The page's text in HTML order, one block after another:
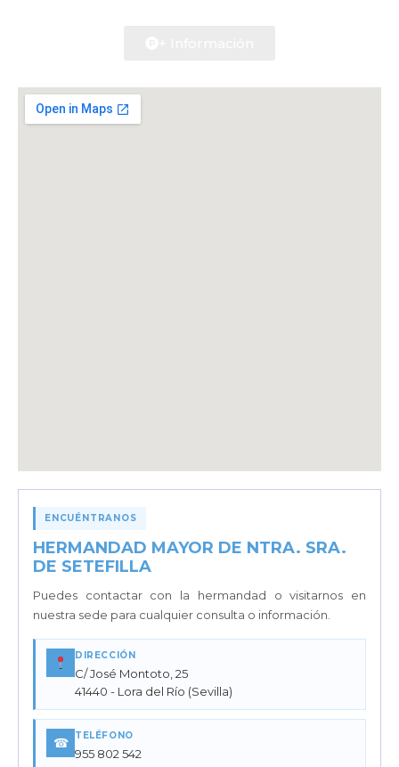
ENCUÉNTRANOS
HERMANDAD MAYOR DE NTRA. SRA.
DE SETEFILLA
Puedes contactar con la hermandad o visitarnos en
nuestra sede para cualquier consulta o información.
DIRECCIÓN
C/ José Montoto, 25
41440 - Lora del Río (Sevilla)
☎ TELÉFONO
955 802 542